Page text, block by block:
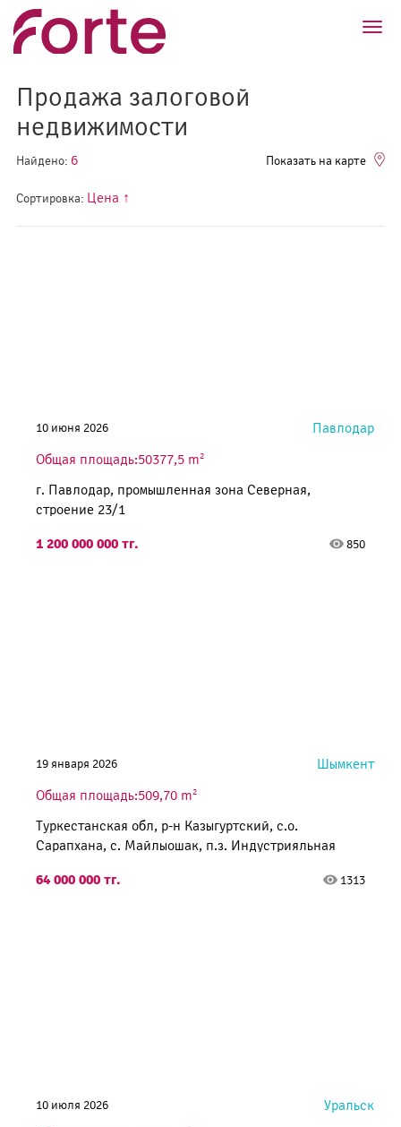
Продажа залоговой
недвижимости
Найдено: 6 Показать на карте
Сортировка: Цена ↑
10 июня 2026
Павлодар
Общая площадь:50377,5 m2
г. Павлодар, промышленная зона Северная,
строение 23/1
1 200 000 000 тг. 850
19 января 2026
Шымкент
Общая площадь:509,70 m2
Туркестанская обл, р-н Казыгуртский, с.о.
Сарапхана, с. Майлыошак, п.з. Индустрияльная
64 000 000 тг. 1313
10 июля 2026
Уральск